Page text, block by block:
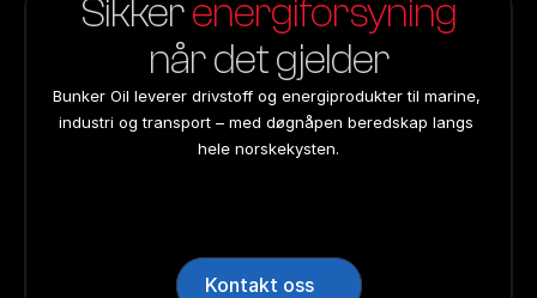
Sikker energiforsyning
når det gjelder
Bunker Oil leverer drivstoff og energiprodukter til marine,
industri og transport – med døgnåpen beredskap langs
hele norskekysten.
Kontakt oss